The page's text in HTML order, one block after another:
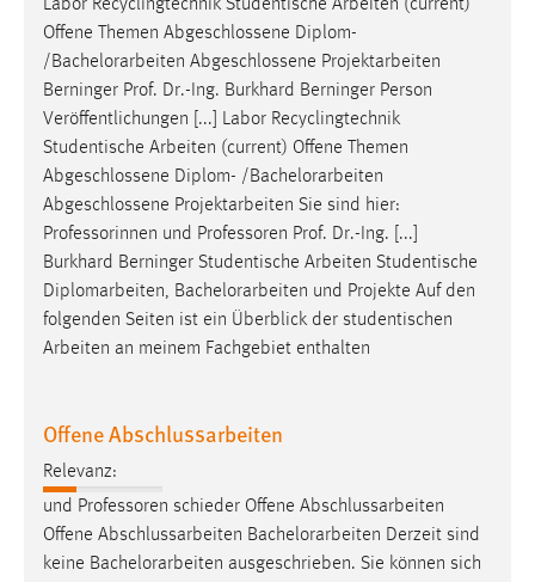
Labor Recyclingtechnik Studentische Arbeiten (current)
Offene Themen Abgeschlossene Diplom-
/ Bachelorarbeiten Abgeschlossene Projektarbeiten
Berninger Prof. Dr.-Ing. Burkhard Berninger Person
Veröffentlichungen [...] Labor Recyclingtechnik
Studentische Arbeiten (current) Offene Themen
Abgeschlossene Diplom- / Bachelorarbeiten
Abgeschlossene Projektarbeiten Sie sind hier:
Professorinnen und Professoren Prof. Dr.-Ing. [...]
Burkhard Berninger Studentische Arbeiten Studentische
Diplomarbeiten, Bachelorarbeiten und Projekte Auf den
folgenden Seiten ist ein Überblick der studentischen
Arbeiten an meinem Fachgebiet enthalten
Offene Abschlussarbeiten
Relevanz:
und Professoren schieder Offene Abschlussarbeiten
Offene Abschlussarbeiten Bachelorarbeiten Derzeit sind
keine Bachelorarbeiten ausgeschrieben. Sie können sich
Performance
Name:
Zweck:
Für performante Seitenauslieferung wird in diesem Cookie
gespeichert, ob man eingeloggt ist.
Sprachpräferenz
Zweck:
Das Cookie speichert die gewählte Sprache der Website.
Cookie Laufzeit:
30 Tage